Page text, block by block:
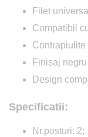
Filet
Compatibil
Contrapiulite
Finisaj
Design
Specificatii:
Nr.posturi: 2;